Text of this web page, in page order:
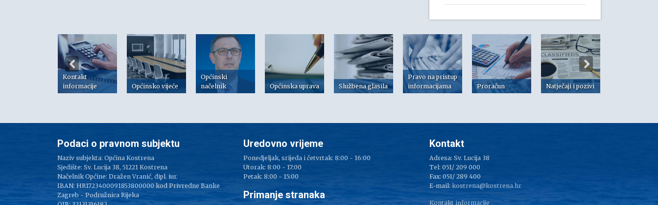
Kontakt
informacije
Općinsko vijeće
Općinski
načelnik
Općinska uprava Službena glasila
Pravo na pristup
informacijama
Proračun Natječaji i pozivi
Podaci o pravnom subjektu
Naziv subjekta: Općina Kostrena
Sjedište: Sv. Lucija 38, 51221 Kostrena
Načelnik Općine: Dražen Vranić, dipl. iur.
IBAN: HR1723400091853800000 kod Privredne Banke
Zagreb - Podružnica Rijeka
Uredovno vrijeme
Ponedjeljak, srijeda i četvrtak: 8:00 - 16:00
Utorak: 8:00 - 17:00
Petak: 8:00 - 15:00
Primanje stranaka
Kontakt
Adresa: Sv. Lucija 38
Tel: 051/ 209 000
Fax: 051/ 289 400
E-mail: kostrena@kostrena.hr
Kontakt informacije